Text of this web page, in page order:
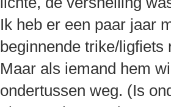
Ik heb er een paar jaar
beginnende trike/ligfiets
Maar als iemand hem
ondertussen weg. (Is